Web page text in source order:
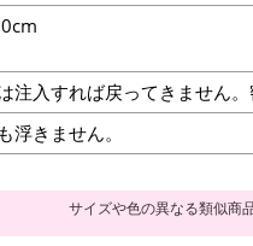
注入すれば戻ってきません。
浮きません。
サイズや色の異なる類似商